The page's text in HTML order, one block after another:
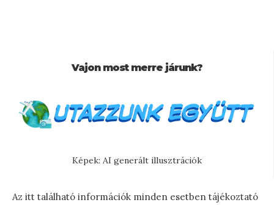
Vajon most merre járunk?
Képek: AI generált illusztrációk
Az itt található információk minden esetben tájékoztató